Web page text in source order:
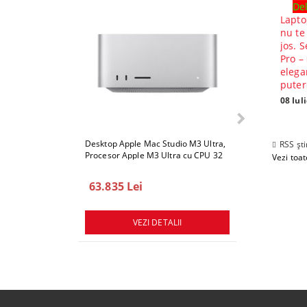
Desktop Apple Mac Studio M3 Ultra,
Procesor Apple M3 Ultra cu CPU 32
63.835 Lei
VEZI DETALII
Desktop
Procesor
nu
jos.
Pro
08
RSS
Vezi